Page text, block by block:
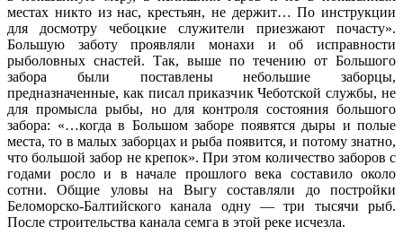
местах никто из нас, крестьян, не держит… По инструкции
для досмотру чебоцкие служители приезжают почасту».
Большую заботу проявляли монахи и об исправности
рыболовных снастей. Так, выше по течению от Большого
забора были поставлены небольшие заборцы,
предназначенные, как писал приказчик Чеботской службы, не
для промысла рыбы, но для контроля состояния большого
забора: «…когда в Большом заборе появятся дыры и полые
места, то в малых заборцах и рыба появится, и потому знатно,
что большой забор не крепок». При этом количество заборов с
годами росло и в начале прошлого века составило около
сотни. Общие уловы на Выгу составляли до постройки
Беломорско-Балтийского канала одну — три тысячи рыб.
После строительства канала семга в этой реке исчезла.